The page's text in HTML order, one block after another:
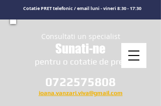
Consultati un specialist
Sunati-ne
​pentru o cotatie de pret
0722575808
ioana.vanzari.viva@gmail.com
Cotatie PRET telefonic / email luni - vineri 8:30 - 17:30